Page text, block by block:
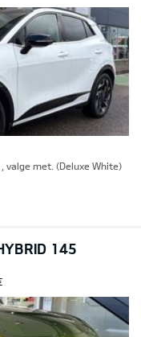
valge met. (Deluxe White)
145